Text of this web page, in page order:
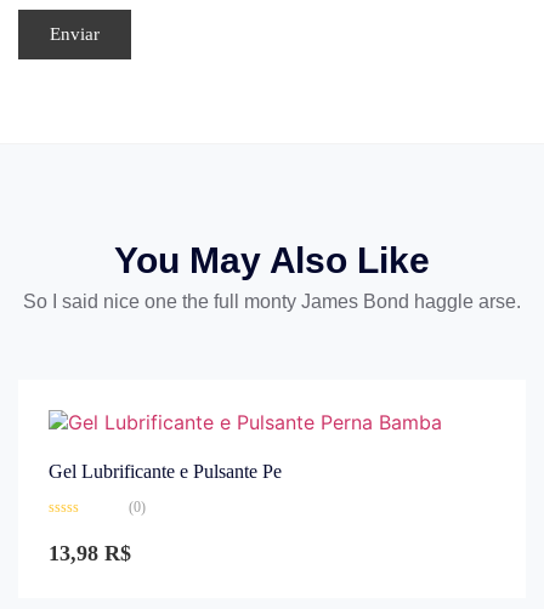
You May Also Like
So I said nice one the full monty James Bond haggle arse.
Gel Lubrificante e Pulsante Pe
0
de
(0)
13,98 R$